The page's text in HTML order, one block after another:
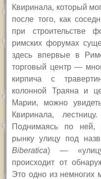
Квиринала, который
после того, как
при строительстве
римских форумах
здесь впервые в
торговый центр —
кирпича с
колонной Траяна и
Марии, можно
Квиринала,
Поднимаясь по ней,
рынку улицу под
Biberatica) — «улицу
происходит от
Это одно из немногих